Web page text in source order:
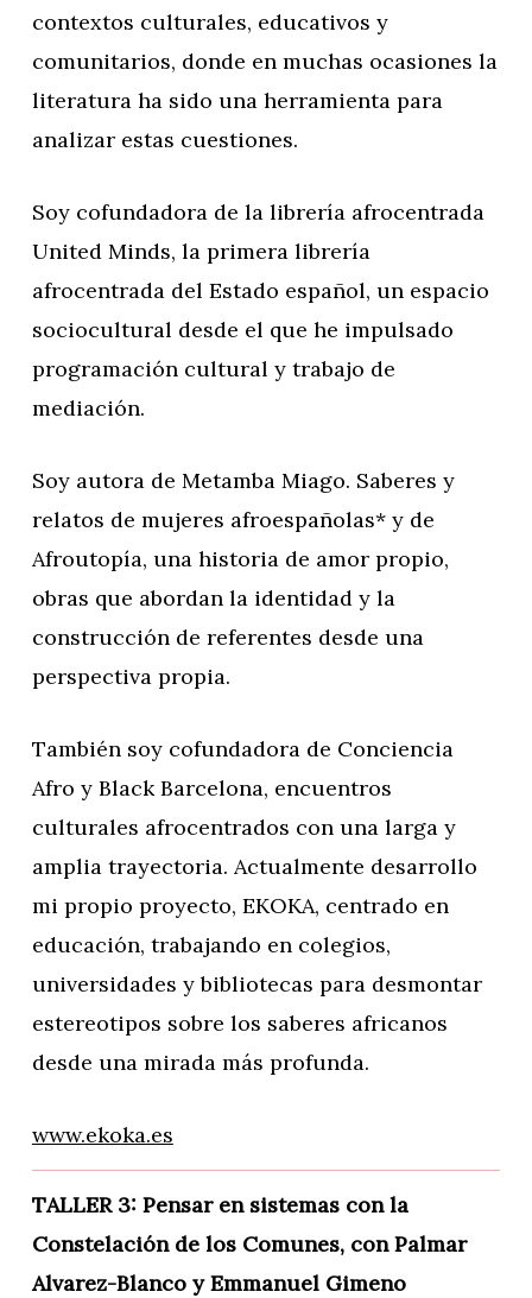
contextos culturales, educativos y
comunitarios, donde en muchas ocasiones la
literatura ha sido una herramienta para
analizar estas cuestiones.
Soy cofundadora de la librería afrocentrada
United Minds, la primera librería
afrocentrada del Estado español, un espacio
sociocultural desde el que he impulsado
programación cultural y trabajo de
mediación.
Soy autora de Metamba Miago. Saberes y
relatos de mujeres afroespañolas* y de
Afroutopía, una historia de amor propio,
obras que abordan la identidad y la
construcción de referentes desde una
perspectiva propia.
También soy cofundadora de Conciencia
Afro y Black Barcelona, encuentros
culturales afrocentrados con una larga y
amplia trayectoria. Actualmente desarrollo
mi propio proyecto, EKOKA, centrado en
educación, trabajando en colegios,
universidades y bibliotecas para desmontar
estereotipos sobre los saberes africanos
desde una mirada más profunda.
www.ekoka.es
TALLER 3: Pensar en sistemas con la
Constelación de los Comunes, con Palmar
Alvarez-Blanco y Emmanuel Gimeno